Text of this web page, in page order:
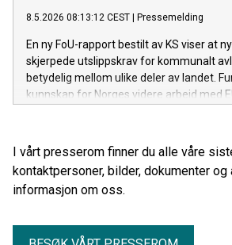
8.5.2026 08:13:12 CEST Pressemelding
En ny FoU-rapport bestilt av KS viser at
skjerpede utslippskrav for kommunalt
betydelig mellom ulike deler av landet.
kunnskap for Norges videre arbeid med
I vårt presserom finner du alle våre
kontaktpersoner, bilder, dokumenter og
informasjon om oss.